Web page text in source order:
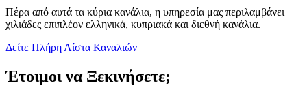
Πέρα από αυτά τα κύρια κανάλια, η υπηρεσία μας περιλαμβάνει
χιλιάδες επιπλέον ελληνικά, κυπριακά και διεθνή κανάλια.
Δείτε Πλήρη Λίστα Καναλιών
Έτοιμοι να Ξεκινήσετε;